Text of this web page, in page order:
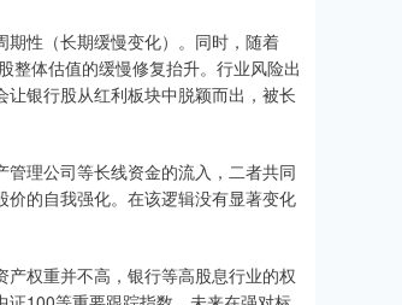
性（长期缓慢变化）。同时，随着
整体估值的缓慢修复抬升。行业风险出
银行股从红利板块中脱颖而出，被长
理公司等长线资金的流入，二者共同
的自我强化。在该逻辑没有显著变化
权重并不高，银行等高股息行业的权